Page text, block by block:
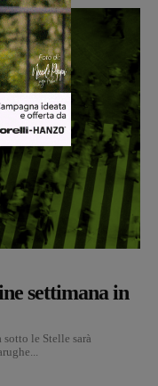
settimana in
le Stelle sarà